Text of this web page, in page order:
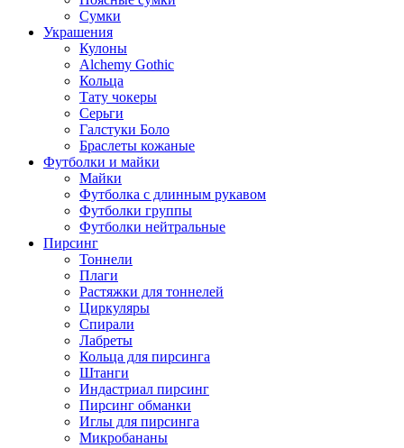
Сумки
Украшения
Кулоны
Alchemy Gothic
Кольца
Тату чокеры
Серьги
Галстуки Боло
Браслеты кожаные
Футболки и майки
Майки
Футболка с длинным рукавом
Футболки группы
Футболки нейтральные
Пирсинг
Тоннели
Плаги
Растяжки для тоннелей
Циркуляры
Спирали
Лабреты
Кольца для пирсинга
Штанги
Индастриал пирсинг
Пирсинг обманки
Иглы для пирсинга
Микробананы